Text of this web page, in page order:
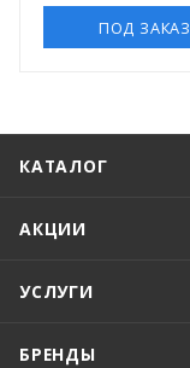
ПОД ЗАКАЗ
КАТАЛОГ
АКЦИИ
УСЛУГИ
БРЕНДЫ